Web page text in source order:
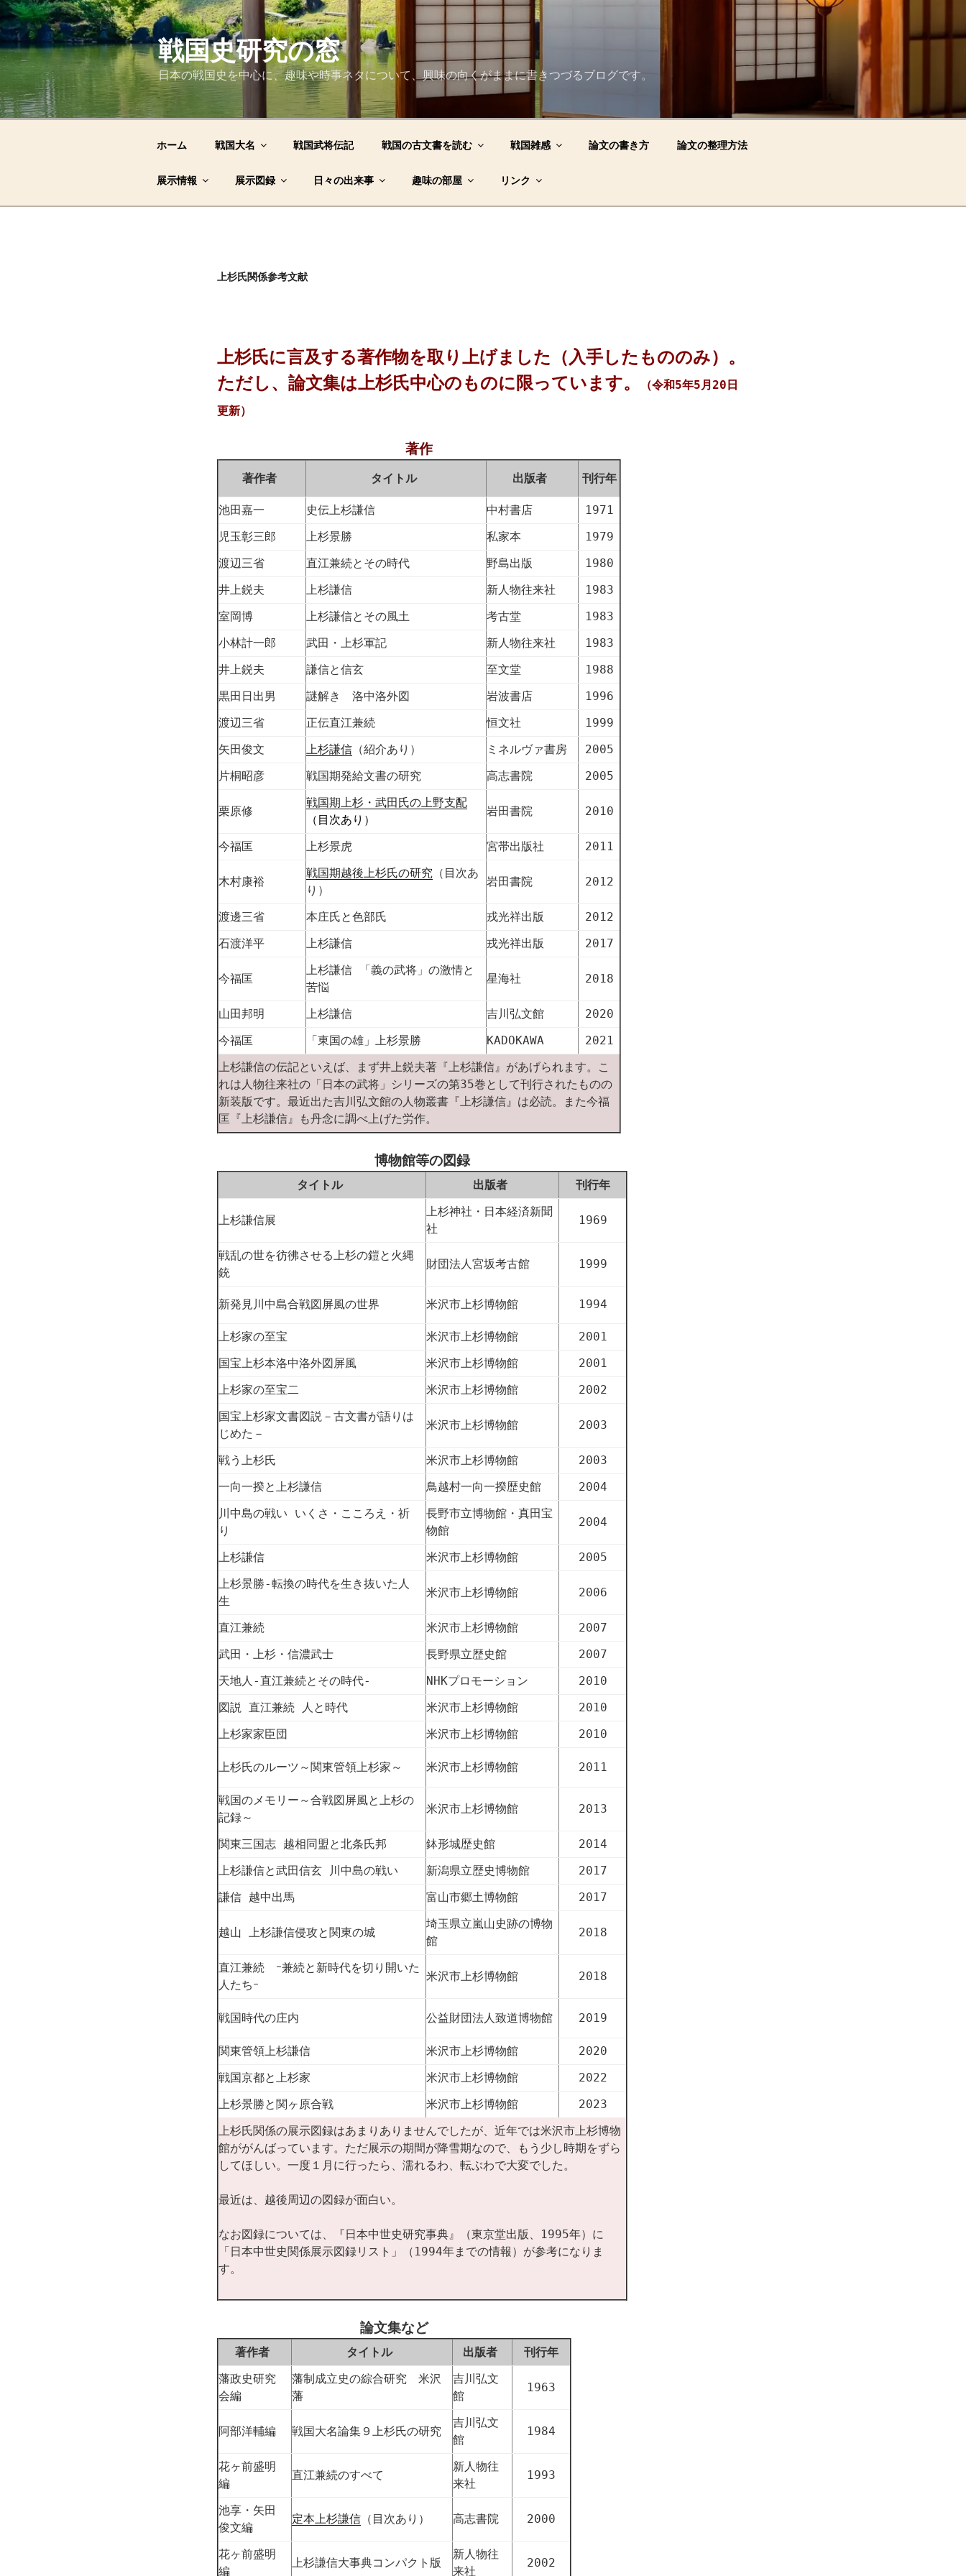
コ
ン
テ
ン
へ
ス
戦国史研究の窓
日本の戦国史を中心に、趣味や時事ネタについて、興味の向くがままに書きつづるブログです。
ホーム 戦国大名 戦国武将伝記 戦国の古文書を読む 戦国雑感 論文の書き方 論文の整理方法
展示情報 展示図録 日々の出来事 趣味の部屋 リンク
上杉氏関係参考文献
上杉氏に言及する著作物を取り上げました（入手したもののみ）。
ただし、論文集は上杉氏中心のものに限っています。
（令和5年5月20日
更新）
著作
著作者 タイトル 出版者 刊行年
池田嘉一 史伝上杉謙信 中村書店
1971
児玉彰三郎
上杉景勝 私家本
1979
渡辺三省
直江兼続とその時代 野島出版
1980
井上鋭夫
上杉謙信 新人物往来社
1983
室岡博
上杉謙信とその風土 考古堂
1983
小林計一郎
武田・上杉軍記 新人物往来社
1983
井上鋭夫
謙信と信玄 至文堂
1988
黒田日出男
謎解き 洛中洛外図 岩波書店
1996
渡辺三省
正伝直江兼続 恒文社
1999
矢田俊文
上杉謙信 （紹介あり） ミネルヴァ書房
2005
片桐昭彦
戦国期発給文書の研究 高志書院 2005
栗原修
戦国期上杉・武田氏の上野支配
（目次あり）
岩田書院 2010
今福匡 上杉景虎 宮帯出版社 2011
木村康裕
戦国期越後上杉氏の研究 （目次あ
り）
岩田書院 2012
渡邊三省 本庄氏と色部氏 戎光祥出版
2012
石渡洋平
上杉謙信 戎光祥出版 2017
今福匡
上杉謙信 「義の武将」の激情と
苦悩
星海社 2018
山田邦明 上杉謙信 吉川弘文館
2020
今福匡
「東国の雄」上杉景勝 KADOKAWA
2021
上杉謙信の伝記といえば、まず井上鋭夫著『上杉謙信』があげられます。こ
れは人物往来社の「日本の武将」シリーズの第35巻として刊行されたものの
新装版です。最近出た吉川弘文館の人物叢書『上杉謙信』は必読。また今福
匡『上杉謙信』も丹念に調べ上げた労作。
博物館等の図録
タイトル 出版者 刊行年
上杉謙信展
上杉神社・日本経済新聞
社
1969
戦乱の世を彷彿させる上杉の鎧と火縄
銃
財団法人宮坂考古館 1999
新発見川中島合戦図屏風の世界 米沢市上杉博物館 1994
上杉家の至宝 米沢市上杉博物館
2001
国宝上杉本洛中洛外図屏風
米沢市上杉博物館
2001
上杉家の至宝二
米沢市上杉博物館
2002
国宝上杉家文書図説－古文書が語りは
じめた－
米沢市上杉博物館 2003
戦う上杉氏 米沢市上杉博物館
2003
一向一揆と上杉謙信
鳥越村一向一揆歴史館
2004
川中島の戦い いくさ・こころえ・祈
り
長野市立博物館・真田宝
物館
2004
上杉謙信 米沢市上杉博物館
2005
上杉景勝-転換の時代を生き抜いた人
生
米沢市上杉博物館 2006
直江兼続 米沢市上杉博物館
2007
武田・上杉・信濃武士
長野県立歴史館
2007
天地人-直江兼続とその時代-
NHKプロモーション
2010
図説 直江兼続 人と時代
米沢市上杉博物館
2010
上杉家家臣団
米沢市上杉博物館 2010
上杉氏のルーツ～関東管領上杉家～ 米沢市上杉博物館 2011
戦国のメモリー～合戦図屏風と上杉の
記録～
米沢市上杉博物館 2013
関東三国志 越相同盟と北条氏邦 鉢形城歴史館
2014
上杉謙信と武田信玄 川中島の戦い
新潟県立歴史博物館
2017
謙信 越中出馬
富山市郷土博物館 2017
越山 上杉謙信侵攻と関東の城
埼玉県立嵐山史跡の博物
館
2018
直江兼続 ｰ兼続と新時代を切り開いた
人たちｰ
米沢市上杉博物館 2018
戦国時代の庄内 公益財団法人致道博物館 2019
関東管領上杉謙信 米沢市上杉博物館
2020
戦国京都と上杉家
米沢市上杉博物館
2022
上杉景勝と関ヶ原合戦
米沢市上杉博物館
2023
上杉氏関係の展示図録はあまりありませんでしたが、近年では米沢市上杉博物
館ががんばっています。ただ展示の期間が降雪期なので、もう少し時期をずら
してほしい。一度１月に行ったら、濡れるわ、転ぶわで大変でした。
最近は、越後周辺の図録が面白い。
なお図録については、『日本中世史研究事典』（東京堂出版、1995年）に
「日本中世史関係展示図録リスト」（1994年までの情報）が参考になりま
す。
論文集など
著作者 タイトル 出版者 刊行年
藩政史研究
会編
藩制成立史の綜合研究 米沢
藩
吉川弘文
館
1963
阿部洋輔編 戦国大名論集９上杉氏の研究
吉川弘文
館
1984
花ヶ前盛明
編
直江兼続のすべて
新人物往
来社
1993
池享・矢田
俊文編
定本上杉謙信 （目次あり） 高志書院 2000
花ヶ前盛明
編
上杉謙信大事典コンパクト版
新人物往
来社
2002